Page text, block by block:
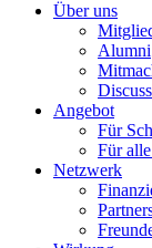
Über uns
Alumni
Angebot
Für
Für
Netzwerk